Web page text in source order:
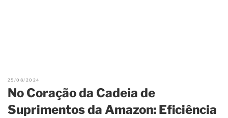
25/08/2024
No Coração da Cadeia de
Suprimentos da Amazon: Eficiência